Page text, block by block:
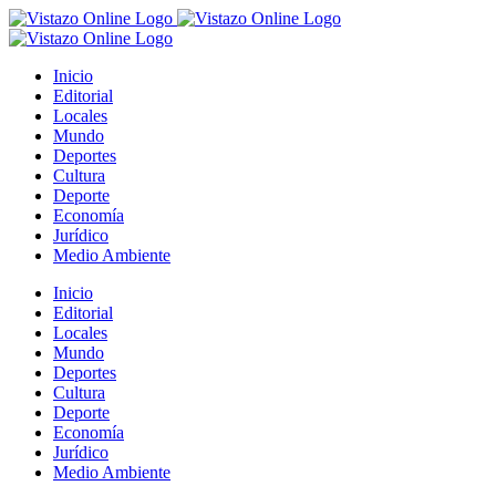
Saltar
al
Inicio
Editorial
Locales
Mundo
Deportes
Cultura
Deporte
Economía
Jurídico
Medio Ambiente
Inicio
Editorial
Locales
Mundo
Deportes
Cultura
Deporte
Economía
Jurídico
Medio Ambiente